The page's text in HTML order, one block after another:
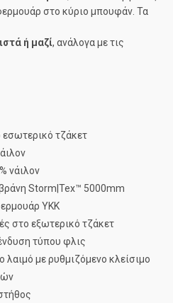
στο κύριο μπουφάν. Τα
ή μαζί, ανάλογα με τις
τζάκετ
νάιλον
Storm|Tex™ 5000mm
ΥΚΚ
στο εξωτερικό τζάκετ
τύπου φλις
με ρυθμιζόμενο κλείσιμο